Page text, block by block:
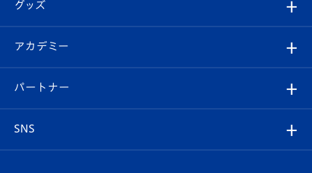
チケット
イベント
メディア
ホームタウン
スタッフプロフィール
マスコット紹介
Revive Team
ヴィヴィくんの長崎おもてなしガイド
フォトギャラリー
スタジアムグルメ
V-LOVERS（ファンクラブ）
プレイヤーズスイート
グッズ
オンラインショップ
店舗情報
アカデミー
育成からのお知らせ
U-18
パートナー
SNS